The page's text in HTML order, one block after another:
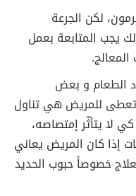
لكن الجرعة
يجب المتابعة بعمل
الطعام و بعض
تعطى للمريض هي تناول
لا يتأثّر إمتصاصه،
إذا كان المريض يعاني
خصوصاً حبوب الحديد